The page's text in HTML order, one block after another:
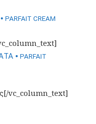
•PARFAIT CREAM
•PARFAIT
[/vc_column_text]